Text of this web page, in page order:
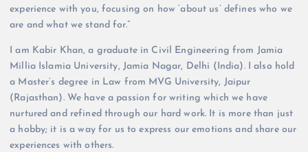
experience with you, focusing on how ‘about us’ defines who we
are and what we stand for.”
I am Kabir Khan, a graduate in Civil Engineering from Jamia
Millia Islamia University, Jamia Nagar, Delhi (India). I also hold
a Master’s degree in Law from MVG University, Jaipur
(Rajasthan). We have a passion for writing which we have
nurtured and refined through our hard work. It is more than just
a hobby; it is a way for us to express our emotions and share our
experiences with others.